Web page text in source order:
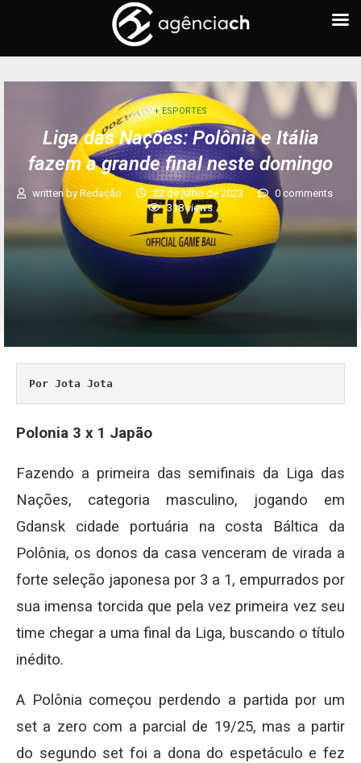
+ ESPORTES
Liga das Nações: Polônia e Itália
fazem a grande final neste domingo
written by Redação 22 de julho de 2023
0 comments
318views
Por Jota Jota
Polonia 3 x 1 Japão
Fazendo a primeira das semifinais da Liga das
Nações, categoria masculino, jogando em
Gdansk cidade portuária na costa Báltica da
Polônia, os donos da casa venceram de virada a
forte seleção japonesa por 3 a 1, empurrados por
sua imensa torcida que pela vez primeira vez seu
time chegar a uma final da Liga, buscando o título
inédito.
A Polônia começou perdendo a partida por um
set a zero com a parcial de 19/25, mas a partir
do segundo set foi a dona do espetáculo e fez